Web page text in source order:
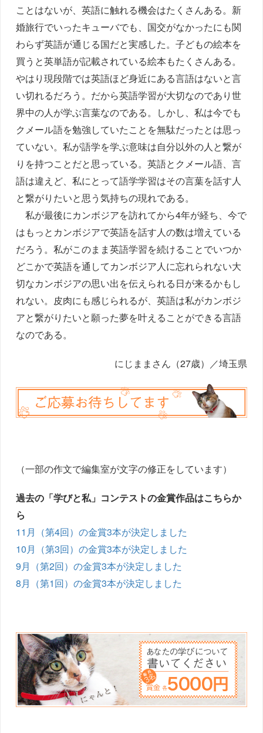
ことはないが、英語に触れる機会はたくさんある。新
婚旅行でいったキューバでも、国交がなかったにも関
わらず英語が通じる国だと実感した。子どもの絵本を
買うと英単語が記載されている絵本もたくさんある。
やはり現段階では英語ほど身近にある言語はないと言
い切れるだろう。だから英語学習が大切なのであり世
界中の人が学ぶ言葉なのである。しかし、私は今でも
クメール語を勉強していたことを無駄だったとは思っ
ていない。私が語学を学ぶ意味は自分以外の人と繋が
りを持つことだと思っている。英語とクメール語、言
語は違えど、私にとって語学学習はその言葉を話す人
と繋がりたいと思う気持ちの現れである。
私が最後にカンボジアを訪れてから4年が経ち、今で
はもっとカンボジアで英語を話す人の数は増えている
だろう。私がこのまま英語学習を続けることでいつか
どこかで英語を通してカンボジア人に忘れられない大
切なカンボジアの思い出を伝えられる日が来るかもし
れない。皮肉にも感じられるが、英語は私がカンボジ
アと繋がりたいと願った夢を叶えることができる言語
なのである。
にじままさん（27歳）／埼玉県
（一部の作文で編集室が文字の修正をしています）
過去の「学びと私」コンテストの金賞作品はこちらか
ら
11月（第4回）の金賞3本が決定しました
10月（第3回）の金賞3本が決定しました
9月（第2回）の金賞3本が決定しました
8月（第1回）の金賞3本が決定しました